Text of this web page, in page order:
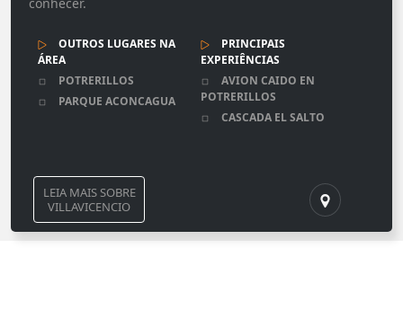
OUTROS LUGARES NA
ÁREA
POTRERILLOS
PARQUE ACONCAGUA
PRINCIPAIS
EXPERIÊNCIAS
AVION CAIDO EN
POTRERILLOS
CASCADA EL SALTO
LEIA MAIS SOBRE
VILLAVICENCIO